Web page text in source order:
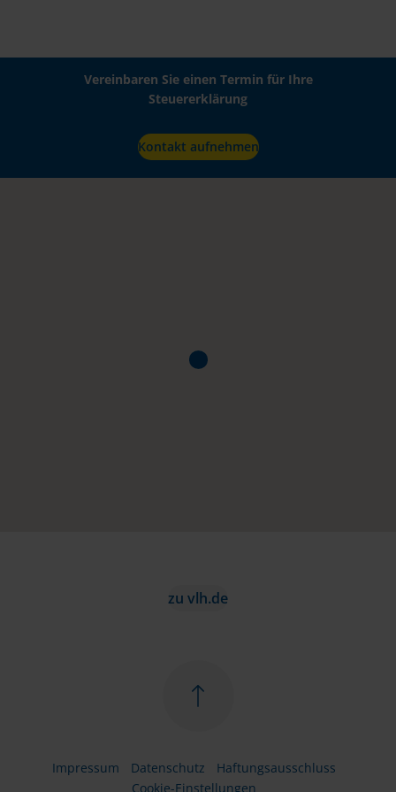
Vereinbaren Sie einen Termin für Ihre
Steuererklärung
Kontakt aufnehmen
zu vlh.de
Impressum Datenschutz
Haftungsausschluss
Cookie-Einstellungen